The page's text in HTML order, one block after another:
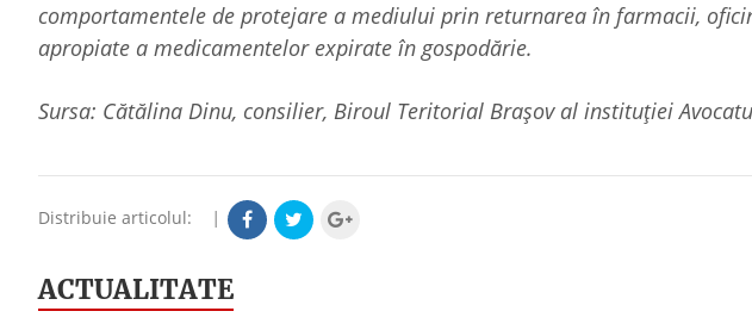
comportamentele de protejare a mediului prin returnarea în farmacii,
apropiate a medicamentelor expirate în gospodărie.
Sursa: Cătălina Dinu, consilier, Biroul Teritorial Brașov al instituției
Distribuie articolul: |
ACTUALITATE